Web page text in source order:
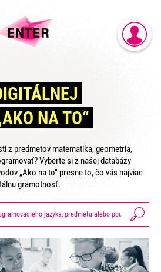
CUP
REGISTRÁCIA
NA TO“
z predmetov matematika, geometria,
Vyberte si z našej databázy
„Ako na to" presne to, čo vás najviac
gramotnosť.